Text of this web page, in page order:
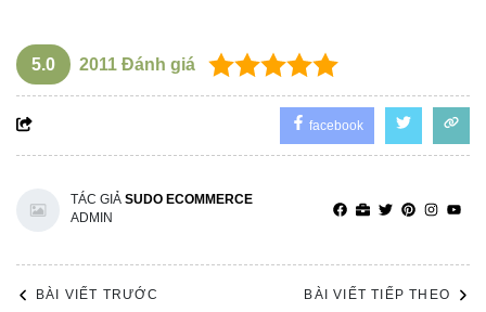
5.0 2011 Đánh giá
facebook
TÁC GIẢ SUDO ECOMMERCE
ADMIN
BÀI VIẾT TRƯỚC BÀI VIẾT TIẾP THEO